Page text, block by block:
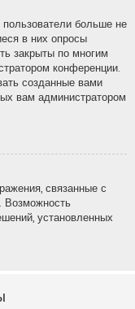
больше не
в них опросы
закрыты по многим
конференции.
созданные вами
вам администратором
связанные с
установленных